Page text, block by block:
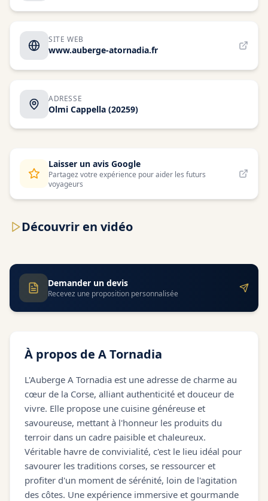
SITE WEB
www.auberge-atornadia.fr
ADRESSE
Olmi Cappella (20259)
Laisser un avis Google
Partagez votre expérience pour aider les futurs
voyageurs
Découvrir en vidéo
Demander un devis
Recevez une proposition personnalisée
À propos de A Tornadia
L'Auberge A Tornadia est une adresse de charme au
cœur de la Corse, alliant authenticité et douceur de
vivre. Elle propose une cuisine généreuse et
savoureuse, mettant à l'honneur les produits du
terroir dans un cadre paisible et chaleureux.
Véritable havre de convivialité, c'est le lieu idéal pour
savourer les traditions corses, se ressourcer et
profiter d'un moment de sérénité, loin de l'agitation
des côtes. Une expérience immersive et gourmande